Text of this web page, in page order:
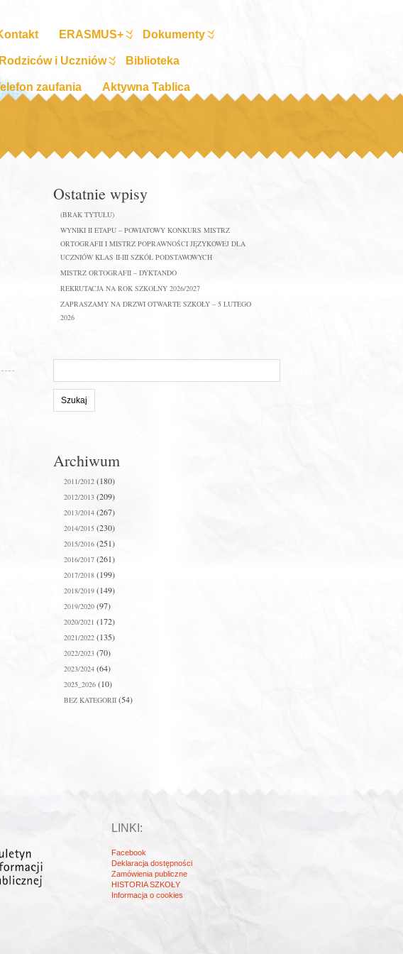
ERASMUS+ Dokumenty
i Uczniów Biblioteka
zaufania Aktywna Tablica
Ostatnie wpisy
(BRAK TYTUŁU)
WYNIKI II ETAPU – POWIATOWY KONKURS MISTRZ
ORTOGRAFII I MISTRZ POPRAWNOŚCI JĘZYKOWEJ DLA
UCZNIÓW KLAS II-III SZKÓŁ PODSTAWOWYCH
MISTRZ ORTOGRAFII – DYKTANDO
REKRUTACJA NA ROK SZKOLNY 2026/2027
ZAPRASZAMY NA DRZWI OTWARTE SZKOŁY – 5 LUTEGO
2026
stronie:
Archiwum
2011/2012 (180)
2012/2013 (209)
2013/2014 (267)
2014/2015 (230)
2015/2016 (251)
2016/2017 (261)
2017/2018 (199)
2018/2019 (149)
2019/2020 (97)
2020/2021 (172)
2021/2022 (135)
2022/2023 (70)
2023/2024 (64)
2025_2026 (10)
BEZ KATEGORII (54)
LINKI:
Facebook
Deklaracja dostępności
Zamówienia publiczne
HISTORIA SZKOŁY
Informacja o cookies